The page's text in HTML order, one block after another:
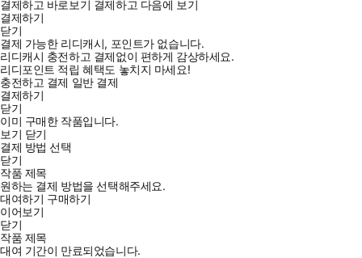
결제하고 바로보기 결제하고 다음에 보기
결제하기
닫기
결제 가능한 리디캐시, 포인트가 없습니다.
리디캐시 충전하고 결제없이 편하게 감상하세요.
리디포인트 적립 혜택도 놓치지 마세요!
충전하고 결제 일반 결제
결제하기
닫기
이미 구매한 작품입니다.
보기 닫기
결제 방법 선택
닫기
작품 제목
원하는 결제 방법을 선택해주세요.
대여하기 구매하기
이어보기
닫기
작품 제목
대여 기간이 만료되었습니다.